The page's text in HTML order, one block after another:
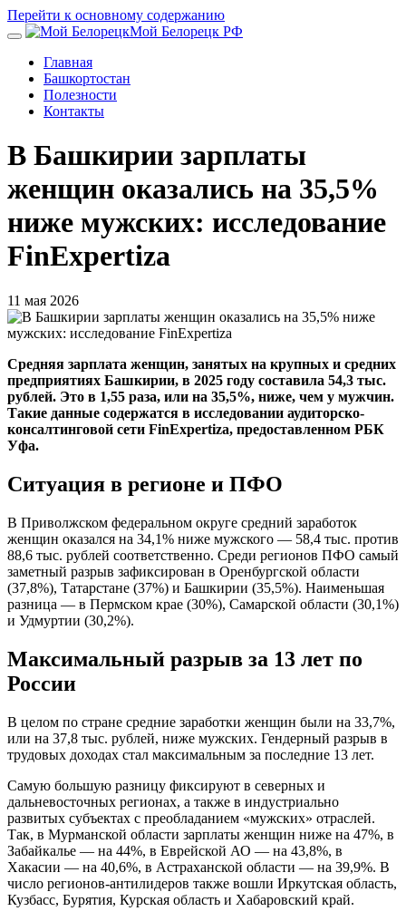
Перейти к основному содержанию
Мой Белорецк РФ
Главная
Башкортостан
Полезности
Контакты
В Башкирии зарплаты
женщин оказались на 35,5%
ниже мужских: исследование
FinExpertiza
11 мая 2026
Средняя зарплата женщин, занятых на крупных и средних
предприятиях Башкирии, в 2025 году составила 54,3 тыс.
рублей. Это в 1,55 раза, или на 35,5%, ниже, чем у мужчин.
Такие данные содержатся в исследовании аудиторско-
консалтинговой сети FinExpertiza, предоставленном РБК
Уфа.
Ситуация в регионе и ПФО
В Приволжском федеральном округе средний заработок
женщин оказался на 34,1% ниже мужского — 58,4 тыс. против
88,6 тыс. рублей соответственно. Среди регионов ПФО самый
заметный разрыв зафиксирован в Оренбургской области
(37,8%), Татарстане (37%) и Башкирии (35,5%). Наименьшая
разница — в Пермском крае (30%), Самарской области (30,1%)
и Удмуртии (30,2%).
Максимальный разрыв за 13 лет по
России
В целом по стране средние заработки женщин были на 33,7%,
или на 37,8 тыс. рублей, ниже мужских. Гендерный разрыв в
трудовых доходах стал максимальным за последние 13 лет.
Самую большую разницу фиксируют в северных и
дальневосточных регионах, а также в индустриально
развитых субъектах с преобладанием «мужских» отраслей.
Так, в Мурманской области зарплаты женщин ниже на 47%, в
Забайкалье — на 44%, в Еврейской АО — на 43,8%, в
Хакасии — на 40,6%, в Астраханской области — на 39,9%. В
число регионов-антилидеров также вошли Иркутская область,
Кузбасс, Бурятия, Курская область и Хабаровский край.